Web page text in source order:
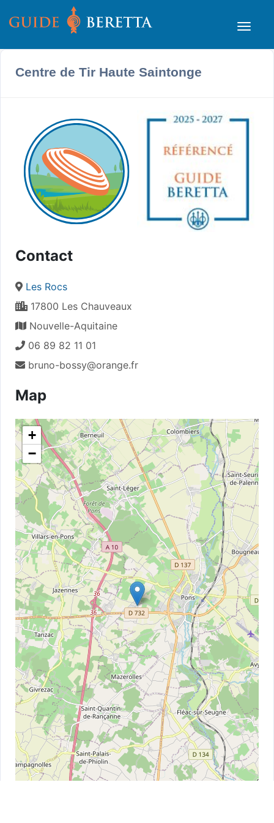
Centre de Tir Haute Saintonge
Contact
Les Rocs
17800 Les Chauveaux
Nouvelle-Aquitaine
06 89 82 11 01
bruno-bossy@orange.fr
Map
+
−